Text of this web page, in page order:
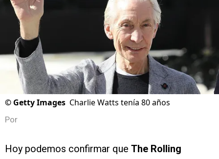
© Getty Images Charlie Watts tenía 80 años
Por
Hoy podemos confirmar que The Rolling